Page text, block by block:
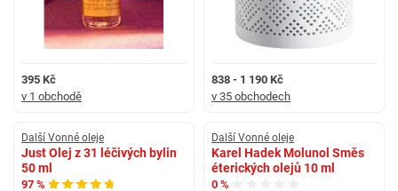
395 Kč
v 1 obchodě
838 - 1 190 Kč
v 35 obchodech
Další Vonné oleje
Just Olej z 31 léčivých bylin
50 ml
97 %
Další Vonné oleje
Karel Hadek Molunol Směs
éterických olejů 10 ml
0 %